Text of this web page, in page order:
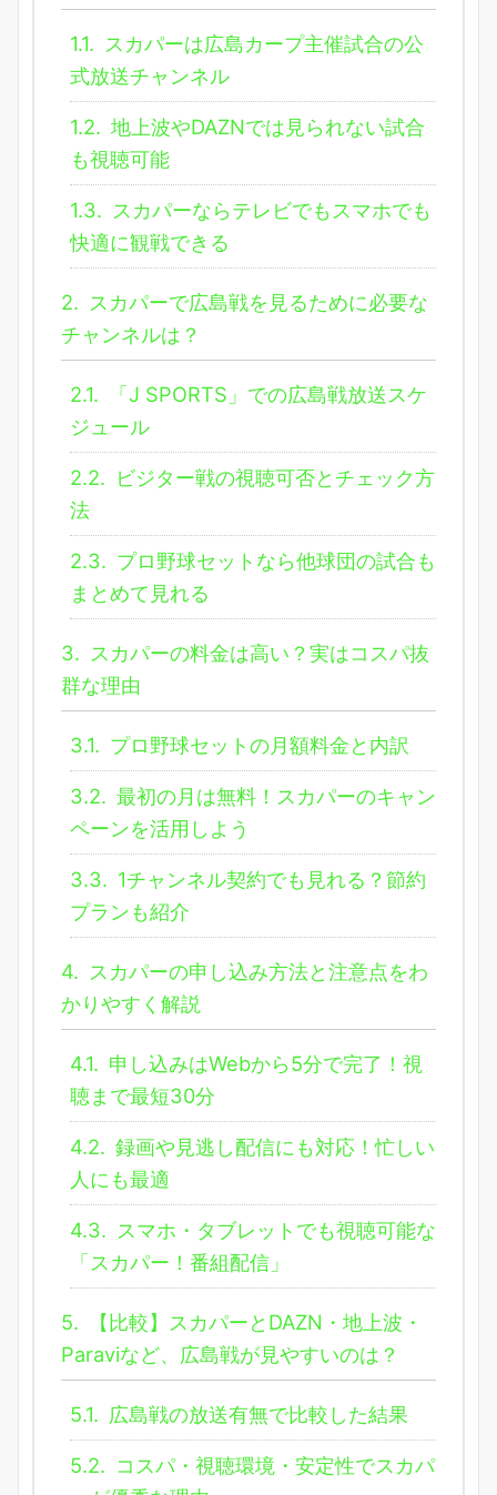
1.1. スカパーは広島カープ主催試合の公
式放送チャンネル
1.2. 地上波やDAZNでは見られない試合
も視聴可能
1.3. スカパーならテレビでもスマホでも
快適に観戦できる
2. スカパーで広島戦を見るために必要な
チャンネルは？
2.1.
「J SPORTS」での広島戦放送スケ
ジュール
2.2. ビジター戦の視聴可否とチェック方
法
2.3. プロ野球セットなら他球団の試合も
まとめて見れる
3. スカパーの料金は高い？実はコスパ抜
群な理由
3.1. プロ野球セットの月額料金と内訳
3.2. 最初の月は無料！スカパーのキャン
ペーンを活用しよう
3.3. 1チャンネル契約でも見れる？節約
プランも紹介
4. スカパーの申し込み方法と注意点をわ
かりやすく解説
4.1. 申し込みはWebから5分で完了！視
聴まで最短30分
4.2. 録画や見逃し配信にも対応！忙しい
人にも最適
4.3. スマホ・タブレットでも視聴可能な
「スカパー！番組配信」
5.
【比較】スカパーとDAZN・地上波・
Paraviなど、広島戦が見やすいのは？
5.1. 広島戦の放送有無で比較した結果
5.2. コスパ・視聴環境・安定性でスカパ